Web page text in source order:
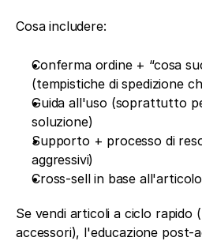
Cosa includere:
Conferma ordine + “cosa
(tempistiche di spedizione
Guida all'uso (soprattutto
soluzione)
Supporto + processo di
aggressivi)
Cross-sell in base
Se vendi articoli a ciclo rapido
accessori), l'educazione post-